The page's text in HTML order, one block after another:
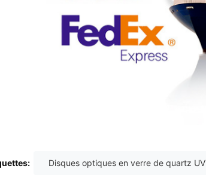
Disques optiques en verre de quartz UV